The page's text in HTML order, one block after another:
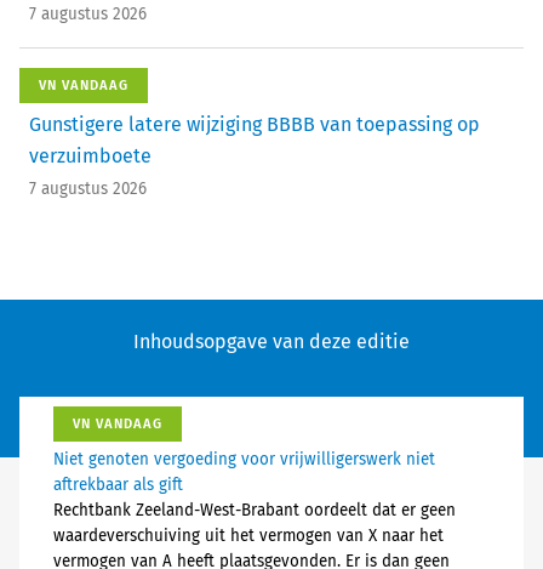
7 augustus 2026
VN VANDAAG
Gunstigere latere wijziging BBBB van toepassing op
verzuimboete
7 augustus 2026
Inhoudsopgave van deze editie
VN VANDAAG
Niet genoten vergoeding voor vrijwilligerswerk niet
aftrekbaar als gift
Rechtbank Zeeland-West-Brabant oordeelt dat er geen
waardeverschuiving uit het vermogen van X naar het
vermogen van A heeft plaatsgevonden. Er is dan geen